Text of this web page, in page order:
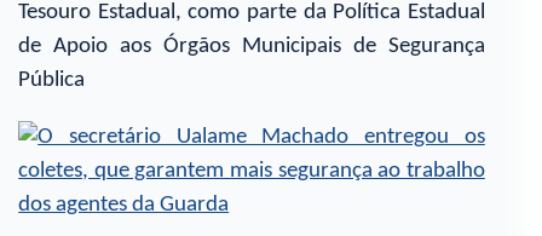
Tesouro Estadual, como parte da Política Estadual
de Apoio aos Órgãos Municipais de Segurança
Pública